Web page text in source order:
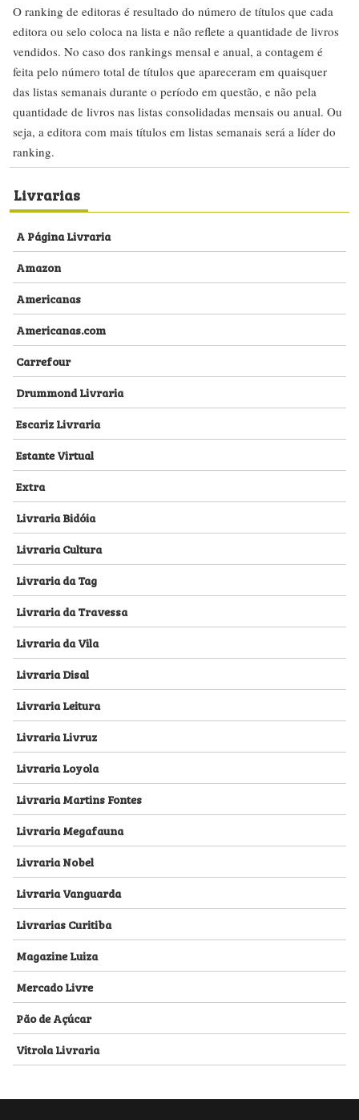
O ranking de editoras é resultado do número de títulos que cada
editora ou selo coloca na lista e não reflete a quantidade de livros
vendidos. No caso dos rankings mensal e anual, a contagem é
feita pelo número total de títulos que apareceram em quaisquer
das listas semanais durante o período em questão, e não pela
quantidade de livros nas listas consolidadas mensais ou anual. Ou
seja, a editora com mais títulos em listas semanais será a líder do
ranking.
Livrarias
A Página Livraria
Amazon
Americanas
Americanas.com
Carrefour
Drummond Livraria
Escariz Livraria
Estante Virtual
Extra
Livraria Bidóia
Livraria Cultura
Livraria da Tag
Livraria da Travessa
Livraria da Vila
Livraria Disal
Livraria Leitura
Livraria Livruz
Livraria Loyola
Livraria Martins Fontes
Livraria Megafauna
Livraria Nobel
Livraria Vanguarda
Livrarias Curitiba
Magazine Luiza
Mercado Livre
Pão de Açúcar
Vitrola Livraria